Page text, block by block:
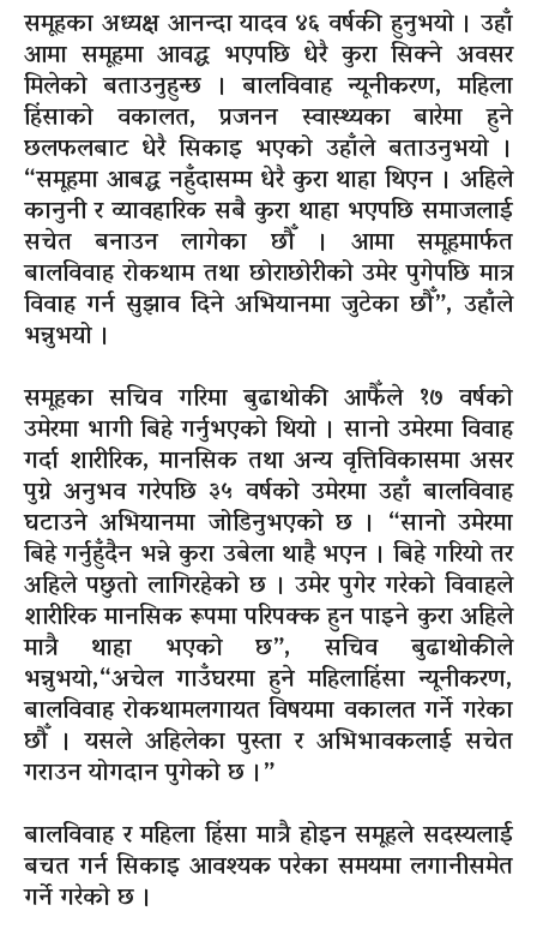
समूहका अध्यक्ष आनन्दा यादव ४६ वर्षकी हुनुभयो । उहाँ
आमा समूहमा आवद्ध भएपछि धेरै कुरा सिक्ने अवसर
मिलेको बताउनुहुन्छ । बालविवाह न्यूनीकरण, महिला
हिंसाको वकालत, प्रजनन स्वास्थ्यका बारेमा हुने
छलफलबाट धेरै सिकाइ भएको उहाँले बताउनुभयो ।
“समूहमा आबद्ध नहुँदासम्म धेरै कुरा थाहा थिएन । अहिले
कानुनी र व्यावहारिक सबै कुरा थाहा भएपछि समाजलाई
सचेत बनाउन लागेका छौँ । आमा समूहमार्फत
बालविवाह रोकथाम तथा छोराछोरीको उमेर पुगेपछि मात्र
विवाह गर्न सुझाव दिने अभियानमा जुटेका छौँ”, उहाँले
भन्नुभयो ।
समूहका सचिव गरिमा बुढाथोकी आफैँले १७ वर्षको
उमेरमा भागी बिहे गर्नुभएको थियो । सानो उमेरमा विवाह
गर्दा शारीरिक, मानसिक तथा अन्य वृत्तिविकासमा असर
पुग्ने अनुभव गरेपछि ३५ वर्षको उमेरमा उहाँ बालविवाह
घटाउने अभियानमा जोडिनुभएको छ । “सानो उमेरमा
बिहे गर्नुहुँदैन भन्ने कुरा उबेला थाहै भएन । बिहे गरियो तर
अहिले पछुतो लागिरहेको छ । उमेर पुगेर गरेको विवाहले
शारीरिक मानसिक रूपमा परिपक्क हुन पाइने कुरा अहिले
मात्रै थाहा भएको छ”, सचिव बुढाथोकीले
भन्नुभयो,“अचेल गाउँघरमा हुने महिलाहिंसा न्यूनीकरण,
बालविवाह रोकथामलगायत विषयमा वकालत गर्ने गरेका
छौँ । यसले अहिलेका पुस्ता र अभिभावकलाई सचेत
गराउन योगदान पुगेको छ ।”
बालविवाह र महिला हिंसा मात्रै होइन समूहले सदस्यलाई
बचत गर्न सिकाइ आवश्यक परेका समयमा लगानीसमेत
गर्ने गरेको छ ।